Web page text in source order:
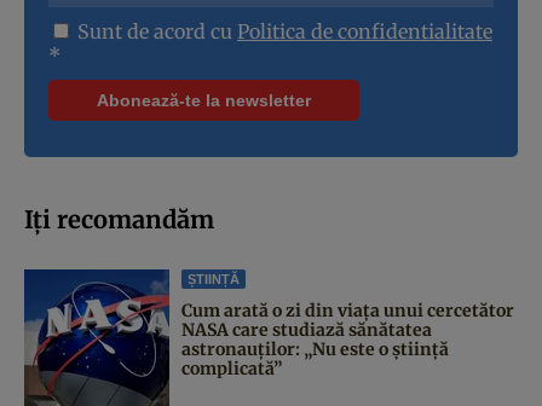
Sunt de acord cu Politica de confidentialitate
*
Iți recomandăm
ȘTIINȚĂ
Cum arată o zi din viața unui cercetător
NASA care studiază sănătatea
astronauților: „Nu este o știință
complicată”